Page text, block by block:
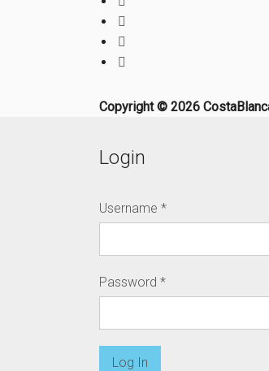
Copyright © 2026
Login
Username *
Password *